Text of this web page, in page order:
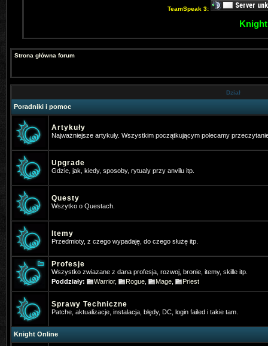
TeamSpeak 3:
Strona główna forum
Dział
Poradniki i pomoc
Artykuły
Najważniejsze artykuły. Wszystkim początkującym polecamy
Upgrade
Gdzie, jak, kiedy, sposoby, rytualy przy anvilu itp.
Questy
Wszytko o Questach.
Itemy
Przedmioty, z czego wypadaję, do czego służę itp.
Profesje
Wszystko zwiazane z dana profesja, rozwoj, bronie, itemy, skille itp.
Poddziały:
Warrior, Rogue Mage Priest
Sprawy Techniczne
Patche, aktualizacje, instalacja, błędy, DC, login failed i takie tam.
Knight Online